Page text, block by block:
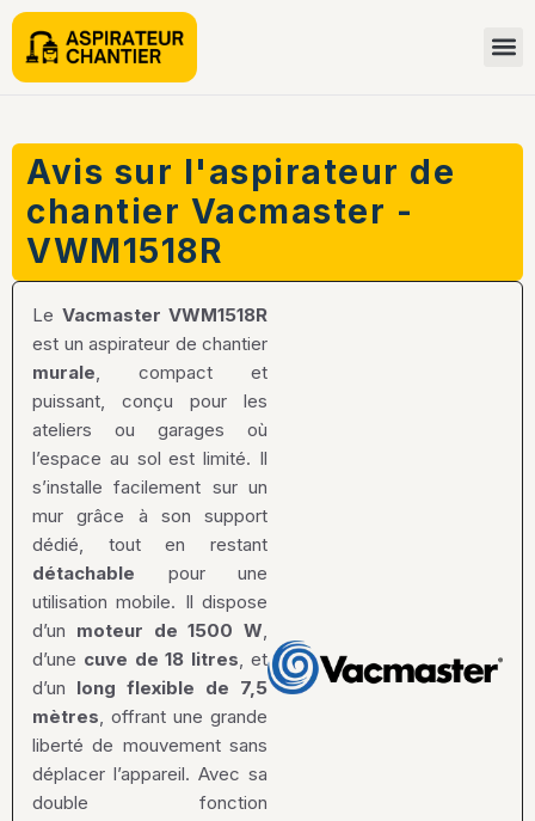
Avis sur l'aspirateur de
chantier Vacmaster -
VWM1518R
Le Vacmaster VWM1518R
est un aspirateur de chantier
murale , compact et
puissant, conçu pour les
ateliers ou garages où
l’espace au sol est limité. Il
s’installe facilement sur un
mur grâce à son support
dédié, tout en restant
détachable pour une
utilisation mobile. Il dispose
d’un moteur de 1500 W
d’une cuve de 18 litres , et
d’un long flexible de 7,5
mètres , offrant une grande
liberté de mouvement sans
déplacer l’appareil. Avec sa
double fonction